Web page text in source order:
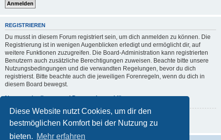
Diese Website nutzt Cookies, um dir den
bestmöglichen Komfort bei der Nutzung zu
bieten. Mehr erfahren
REGISTRIEREN
Du musst in diesem Forum registriert sein, um dich anmelden zu können. Die
Registrierung ist in wenigen Augenblicken erledigt und ermöglicht dir, auf
weitere Funktionen zuzugreifen. Die Board-Administration kann registrierten
Benutzern auch zusätzliche Berechtigungen zuweisen. Beachte bitte unsere
Nutzungsbedingungen und die verwandten Regelungen, bevor du dich
registrierst. Bitte beachte auch die jeweiligen Forenregeln, wenn du dich in
diesem Board bewegst.
Nutzungsbedingungen|Datenschutzerklärung
Registrieren